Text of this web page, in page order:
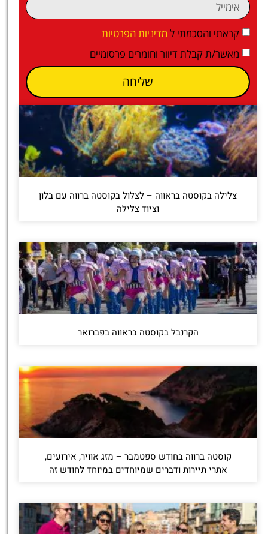
קראתי והסכמתי ל מדיניות הפרטיות
מאשר/ת קבלת דיוור וחומרים פרסומיים
שליחה
צלילה בקוסטה בראווה – לצלול בקוסטה ברווה עם בלון
וציוד צלילה
הקרנבל בקוסטה בראווה בפברואר
קוסטה ברווה בחודש ספטמבר – מזג אוויר, אירועים,
אתרי תיירות ודברים שמיוחדים במיוחד לחודש זה